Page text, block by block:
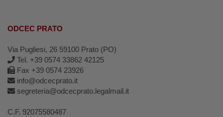
ODCEC PRATO
Via Pugliesi, 26 59100 Prato (PO)
Tel. +39 0574 33862 42125
Fax +39 0574 23926
info@odcecprato.it
segreteria@odcecprato.legalmail.it
C.F. 92075580487